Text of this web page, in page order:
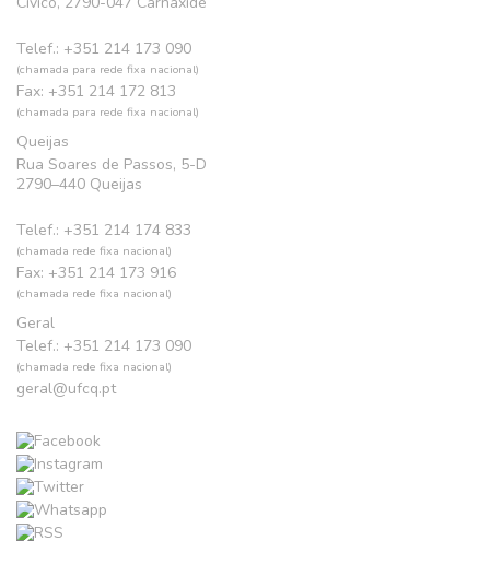
Telef.: +351 214 173 090
(chamada para rede fixa nacional)
Fax: +351 214 172 813
(chamada para rede fixa nacional)
Queijas
Rua Soares de Passos, 5-D
2790–440 Queijas
Telef.: +351 214 174 833
(chamada rede fixa nacional)
Fax: +351 214 173 916
(chamada rede fixa nacional)
Geral
Telef.: +351 214 173 090
(chamada rede fixa nacional)
geral@ufcq.pt